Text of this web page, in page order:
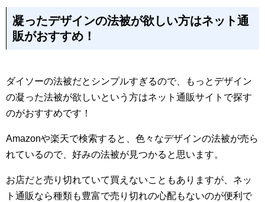
凝ったデザインの法被が欲しい方はネット通
販がおすすめ！
ダイソーの法被だとシンプルすぎるので、もっとデザイン
の凝った法被が欲しいという方はネット通販サイトで探す
のがおすすめです！
Amazonや楽天で検索すると、色々なデザインの法被が売ら
れているので、好みの法被が見つかると思います。
お店だと売り切れていて買えないこともありますが、ネッ
ト通販なら種類も豊富で売り切れの心配もないのが便利で